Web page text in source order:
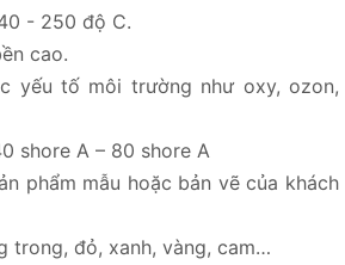
- 250 độ C.
cao.
yếu tố môi trường như oxy, ozon,
shore A – 80 shore A
phẩm mẫu hoặc bản vẽ của khách
trong, đỏ, xanh, vàng, cam…